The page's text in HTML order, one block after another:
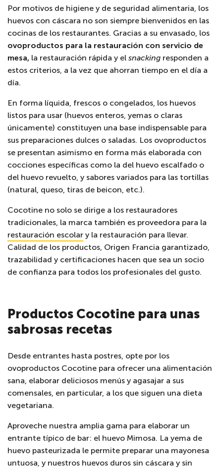
Por motivos de higiene y de seguridad alimentaria, los
huevos con cáscara no son siempre bienvenidos en las
cocinas de los restaurantes. Gracias a su envasado, los
ovoproductos para la restauración con servicio de
mesa, la restauración rápida y el snacking responden a
estos criterios, a la vez que ahorran tiempo en el día a
día.
En forma líquida, frescos o congelados, los huevos
listos para usar (huevos enteros, yemas o claras
únicamente) constituyen una base indispensable para
sus preparaciones dulces o saladas. Los ovoproductos
se presentan asimismo en forma más elaborada con
cocciones específicas como la del huevo escalfado o
del huevo revuelto, y sabores variados para las tortillas
(natural, queso, tiras de beicon, etc.).
Cocotine no solo se dirige a los restauradores
tradicionales, la marca también es proveedora para la
restauración escolar y la restauración para llevar.
Calidad de los productos, Origen Francia garantizado,
trazabilidad y certificaciones hacen que sea un socio
de confianza para todos los profesionales del gusto.
Productos Cocotine para unas
sabrosas recetas
Desde entrantes hasta postres, opte por los
ovoproductos Cocotine para ofrecer una alimentación
sana, elaborar deliciosos menús y agasajar a sus
comensales, en particular, a los que siguen una dieta
vegetariana.
Aproveche nuestra amplia gama para elaborar un
entrante típico de bar: el huevo Mimosa. La yema de
huevo pasteurizada le permite preparar una mayonesa
untuosa, y nuestros huevos duros sin cáscara y sin